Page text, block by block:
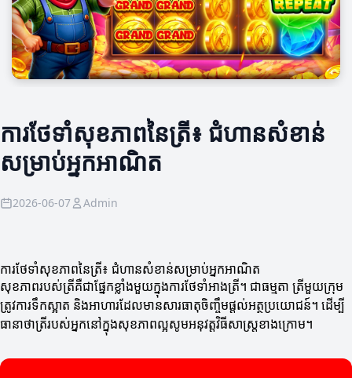
ការថែទាំសុខភាពនៃត្រី៖ ជំហានសំខាន់
សម្រាប់អ្នកអាណិត
2026-06-07 Admin
ការថែទាំសុខភាពនៃត្រី៖ ជំហានសំខាន់សម្រាប់អ្នកអាណិត
សុខភាពរបស់ត្រីគឺជាផ្នែកខ្លាំងមួយក្នុងការថែទាំអាងត្រី។ ជាធម្មតា ត្រីមួយក្រុម
ត្រូវការទឹកស្អាត និងអាហារដែលមានសារធាតុចិញ្ចឹមផ្ដល់អត្ថប្រយោជន៍។ ដើម្បី
ធានាថាត្រីរបស់អ្នកនៅក្នុងសុខភាពល្អសូមអនុវត្តវិធីសាស្ត្រខាងក្រោម។